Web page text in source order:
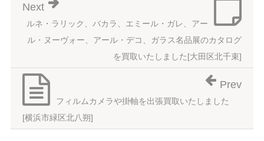
ルネ・ラリック、バカラ、エミール・ガレ、アー
ル・ヌーヴォー、アール・デコ、ガラス名品展のカタログ
を買取いたしました[大田区北千束]
Next
フィルムカメラや掛軸を出張買取いたしました
[横浜市緑区北八朔]
Prev